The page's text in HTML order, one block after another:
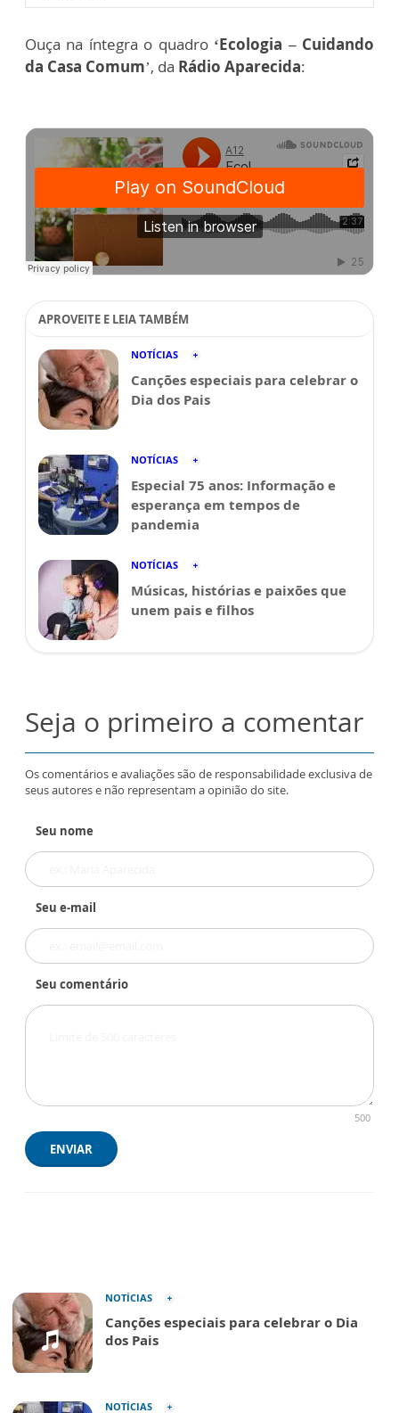
Ouça na íntegra o quadro ‘Ecologia – Cuidando
da Casa Comum’, da Rádio Aparecida:
APROVEITE E LEIA TAMBÉM
NOTÍCIAS
Canções especiais para celebrar o
Dia dos Pais
NOTÍCIAS
Especial 75 anos: Informação e
esperança em tempos de
pandemia
NOTÍCIAS
Músicas, histórias e paixões que
unem pais e filhos
Seja o primeiro a comentar
Os comentários e avaliações são de responsabilidade exclusiva de
seus autores e não representam a opinião do site.
Seu nome
Seu e-mail
Seu comentário
500
ENVIAR
NOTÍCIAS
Canções especiais para celebrar o Dia
dos Pais
NOTÍCIAS